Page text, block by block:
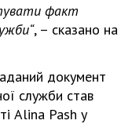
факт
, – сказано на
документ
служби став
Alina Pash у